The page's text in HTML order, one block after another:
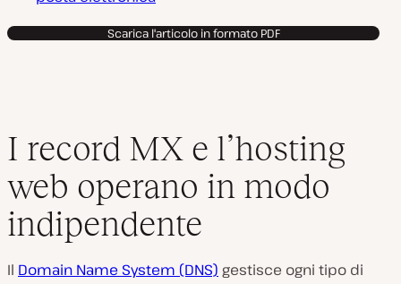
Scarica l'articolo in formato PDF
I record MX e l’hosting
web operano in modo
indipendente
Il Domain Name System (DNS) gestisce ogni tipo di